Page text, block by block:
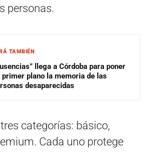
personas.
TAMBIÉN
llega a Córdoba para poner
primer plano la memoria de las
desaparecidas
categorías: básico,
Cada uno protege